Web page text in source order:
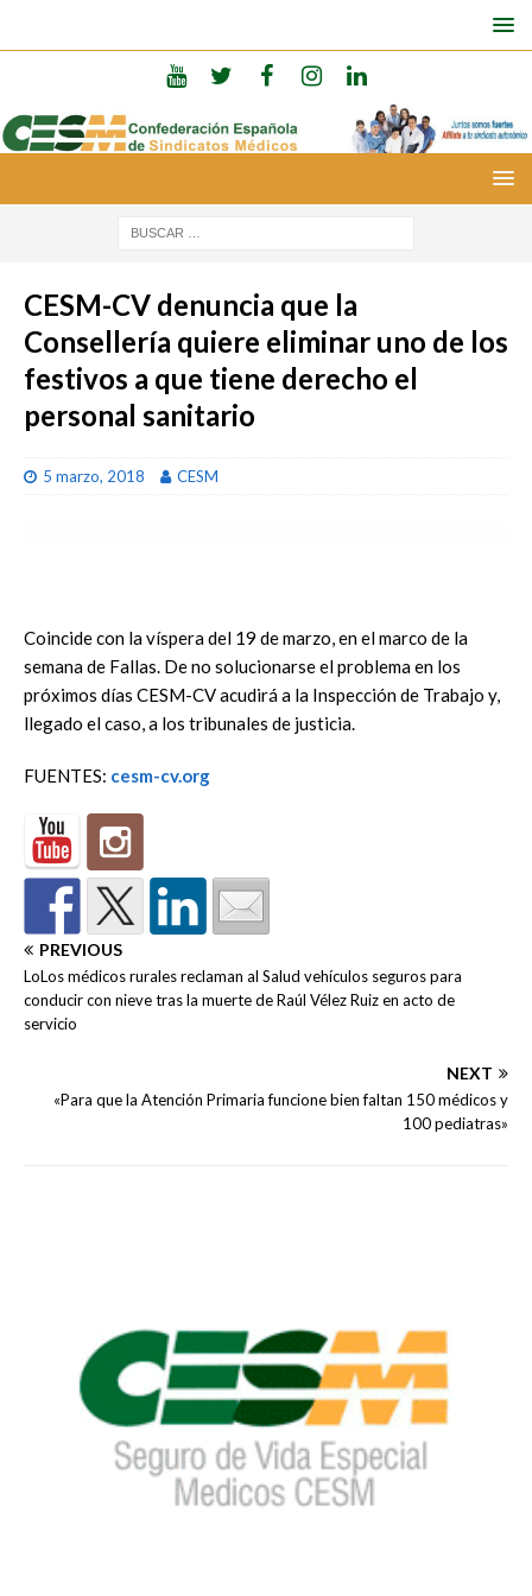
CESM-CV denuncia que la
Consellería quiere eliminar uno de los
festivos a que tiene derecho el
personal sanitario
5 marzo, 2018 CESM
Coincide con la víspera del 19 de marzo, en el marco de la
semana de Fallas. De no solucionarse el problema en los
próximos días CESM-CV acudirá a la Inspección de Trabajo y,
llegado el caso, a los tribunales de justicia.
FUENTES: cesm-cv.org
PREVIOUS
LoLos médicos rurales reclaman al Salud vehículos seguros para
conducir con nieve tras la muerte de Raúl Vélez Ruiz en acto de
servicio
NEXT
«Para que la Atención Primaria funcione bien faltan 150 médicos y
100 pediatras»